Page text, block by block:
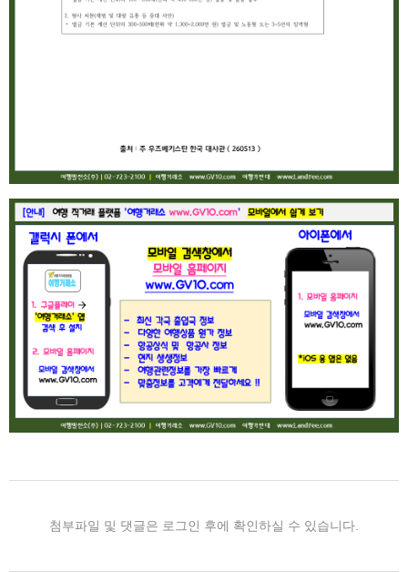
첨부파일 및 댓글은 로그인 후에 확인하실 수 있습니다.